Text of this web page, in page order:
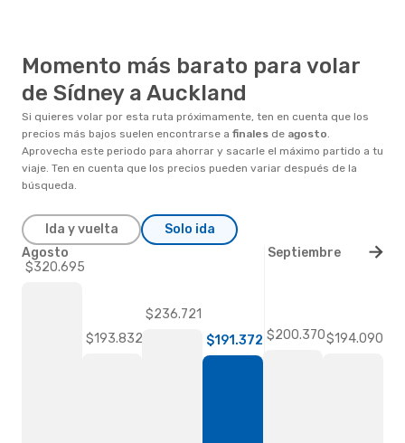
Momento más barato para volar
de Sídney a Auckland
Si quieres volar por esta ruta próximamente, ten en cuenta que los
precios más bajos suelen encontrarse a finales de agosto.
Aprovecha este periodo para ahorrar y sacarle el máximo partido a tu
viaje. Ten en cuenta que los precios pueden variar después de la
búsqueda.
Ida y vuelta Solo ida
$320.695
$193.832
$236.721
$191.372 $200.370$194.090
Agosto Septiembre